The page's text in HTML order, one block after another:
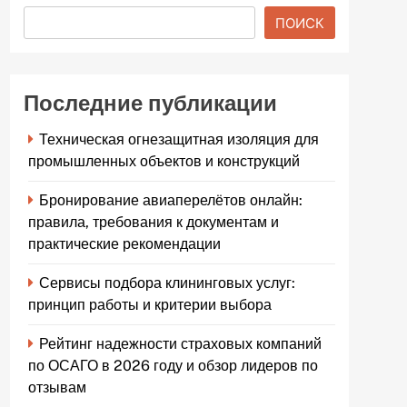
ПОИСК
Последние публикации
Техническая огнезащитная изоляция для
промышленных объектов и конструкций
Бронирование авиаперелётов онлайн:
правила, требования к документам и
практические рекомендации
Сервисы подбора клининговых услуг:
принцип работы и критерии выбора
Рейтинг надежности страховых компаний
по ОСАГО в 2026 году и обзор лидеров по
отзывам